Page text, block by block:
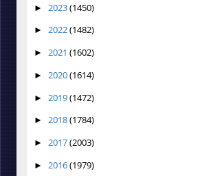
► 2023(1450)
► 2022(1482)
► 2021 (1602)
► 2020(1614)
► 2019(1472)
► 2018(1784)
► 2017(2003)
► 2016(1979)